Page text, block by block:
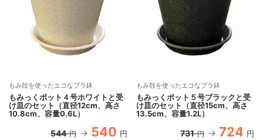
もみ殻を使ったエコなプラ鉢
もみっくポット４号ホワイトと受
け皿のセット（直径12cm、高さ
10.8cm、容量0.6L）
544 円 540 円
もみ殻を使ったエコなプラ鉢
もみっくポット５号ブラックと受
け皿のセット（直径15cm、高さ
13.5cm、容量1.2L）
731 円 724 円